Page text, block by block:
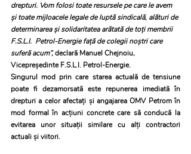
drepturi. Vom folosi toate resursele pe care le avem
și toate mijloacele legale de luptă sindicală, alături de
determinarea și solidaritatea arătată de toți membrii
F.S.L.I.  Petrol-Energie față de colegii noștri care
suferă acum”, declară Manuel Chejnoiu,
Vicepreședinte F.S.L.I. Petrol-Energie.
Singurul mod prin care starea actuală de tensiune
poate fi dezamorsată este repunerea imediată în
drepturi a celor afectați și angajarea OMV Petrom în
mod formal în acțiuni concrete care să conducă la
evitarea unor situații similare cu alți contractori
actuali și viitori.